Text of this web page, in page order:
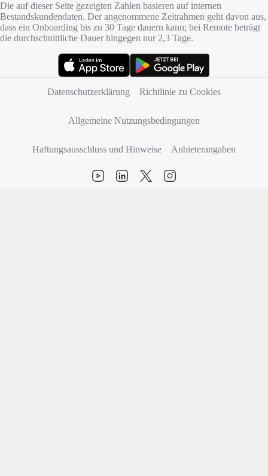
Die auf dieser Seite gezeigten Zahlen basieren auf internen
Bestandskundendaten. Der angenommene Zeitrahmen geht davon aus,
dass ein Onboarding bis zu 30 Tage dauern kann; bei Remote beträgt
die durchschnittliche Dauer hingegen nur 2,3 Tage.
Datenschutzerklärung
Richtlinie zu Cookies
Allgemeine Nutzungsbedingungen
Haftungsausschluss und Hinweise Anbieterangaben